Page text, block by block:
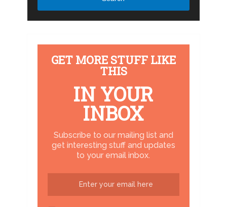
GET MORE STUFF LIKE
THIS
IN YOUR
INBOX
Subscribe to our mailing list and
get interesting stuff and updates
to your email inbox.